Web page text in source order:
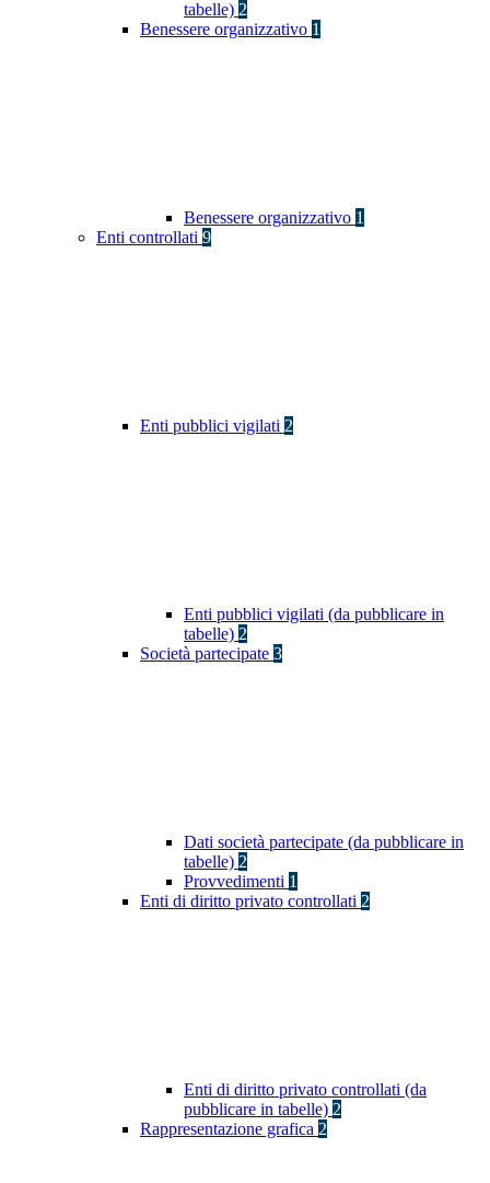
tabelle) 2
Benessere organizzativo 1
Benessere organizzativo 1
Enti controllati 9
Enti pubblici vigilati 2
Enti pubblici vigilati (da pubblicare in
tabelle) 2
Società partecipate 3
Dati società partecipate (da pubblicare in
tabelle) 2
Provvedimenti 1
Enti di diritto privato controllati 2
Enti di diritto privato controllati (da
pubblicare in tabelle) 2
Rappresentazione grafica 2